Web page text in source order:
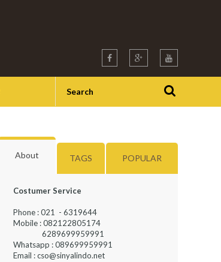
About TAGS POPULAR
Costumer Service
Phone : 021 - 6319644
Mobile : 082122805174
6289699959991
Whatsapp : 089699959991
Email : cso@sinyalindo.net